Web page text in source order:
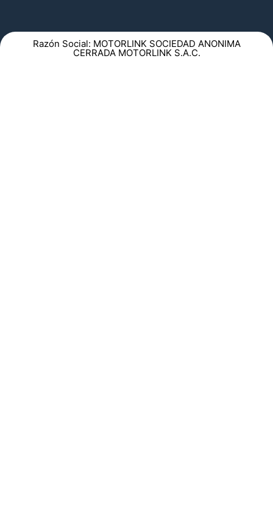
Razón Social: MOTORLINK SOCIEDAD ANONIMA
CERRADA MOTORLINK S.A.C.